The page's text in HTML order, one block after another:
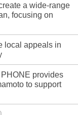
a wide-range
focusing on
local appeals in
provides
to support